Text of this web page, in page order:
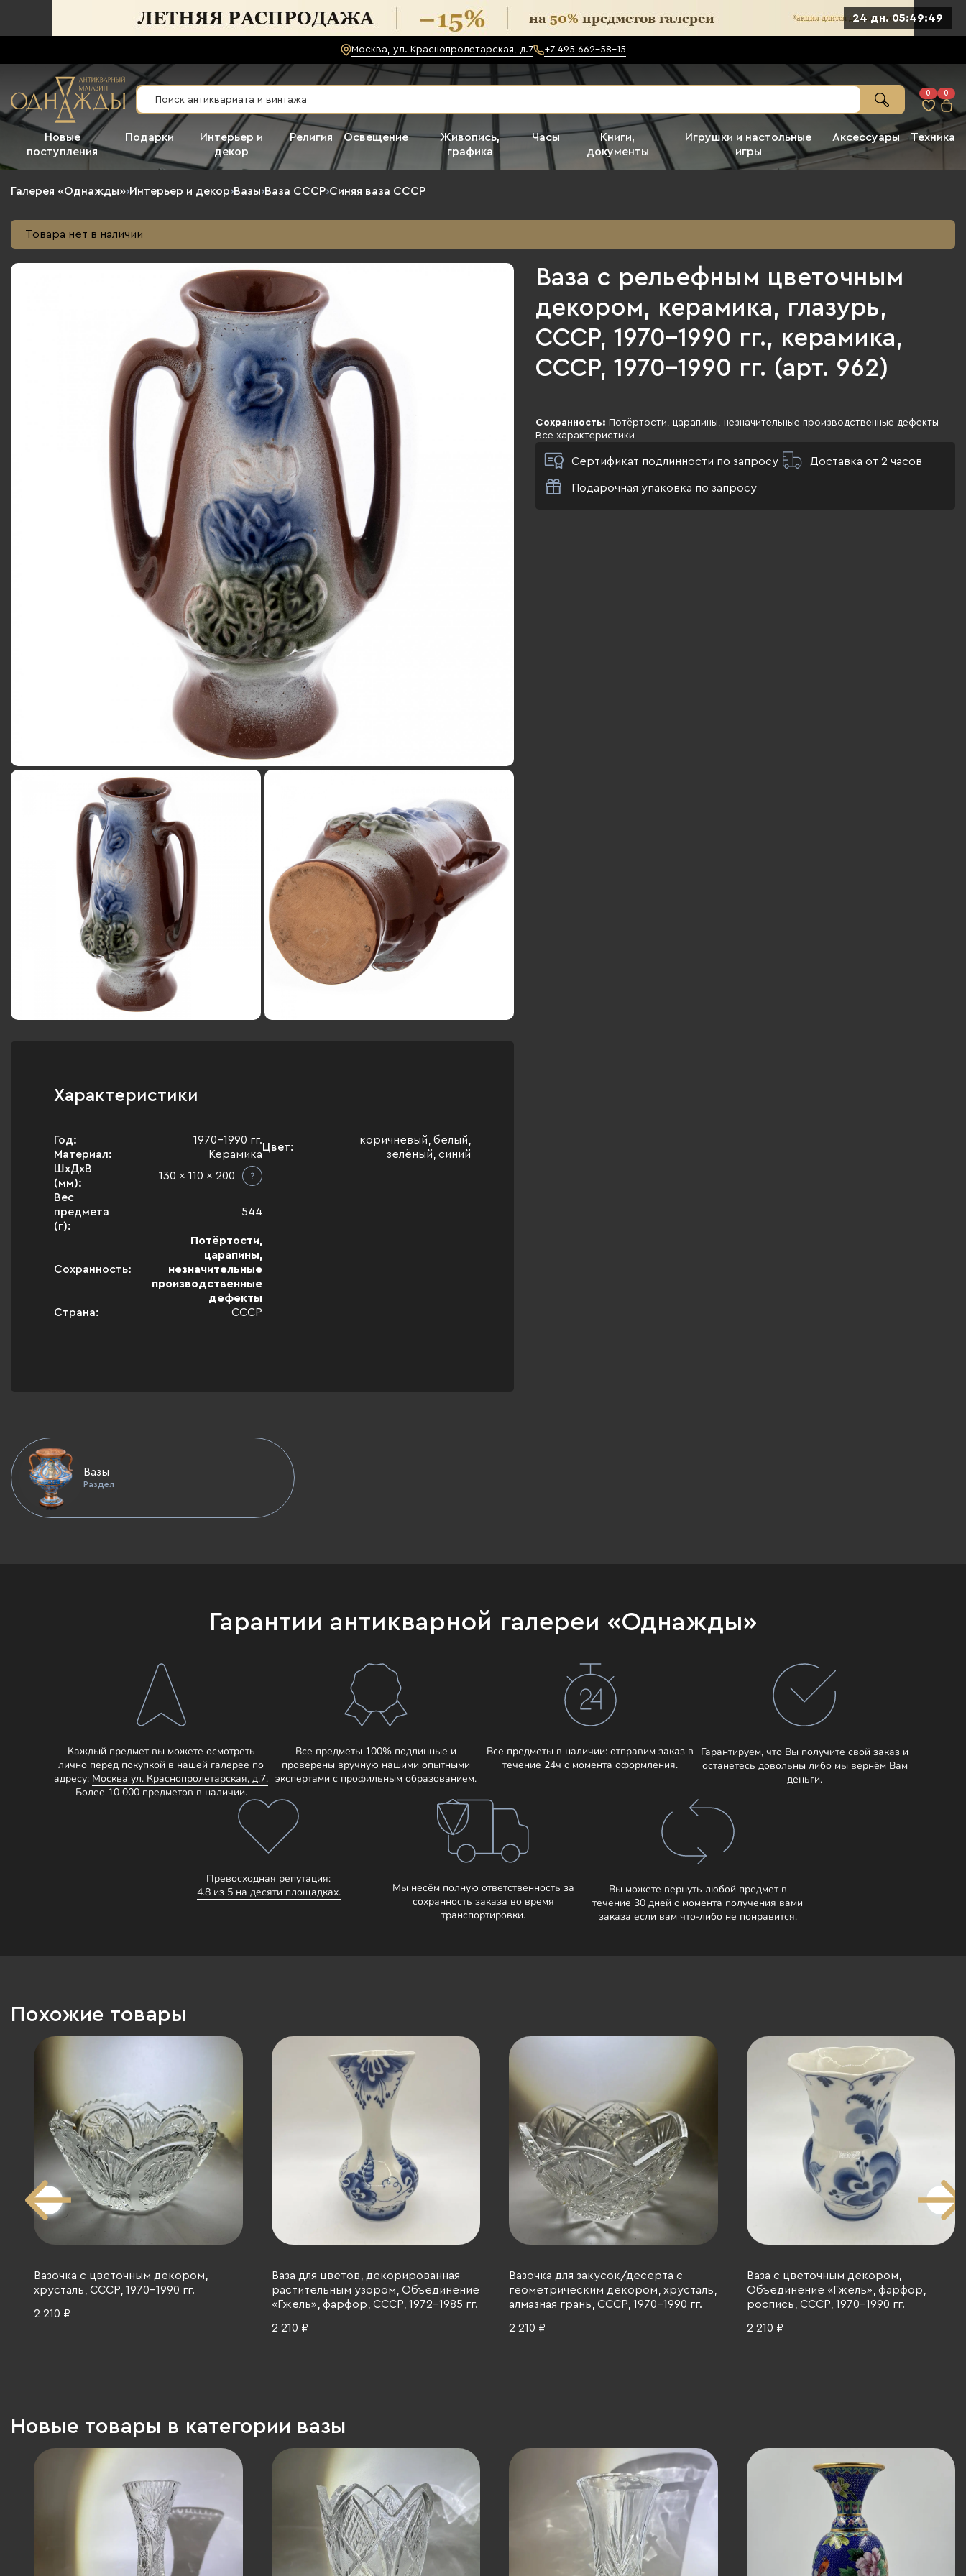
24 дн. 05:49:47
Москва, ул. Краснопролетарская, д.7 +7 495 662-58-15
0 0
Новые
поступления
Подарки
Интерьер и
декор
Религия Освещение
Живопись,
графика
Часы
Книги,
документы
Игрушки и настольные
игры
Аксессуары Техника
Галерея «Однажды»›Интерьер и декор›Вазы›Ваза СССР›Синяя ваза СССР
Товара нет в наличии
Ваза с рельефным цветочным
декором, керамика, глазурь,
СССР, 1970-1990 гг., керамика,
СССР, 1970-1990 гг. (арт. 962)
Сохранность: Потёртости, царапины, незначительные производственные дефекты
Все характеристики
Сертификат подлинности по запросу Доставка от 2 часов
Подарочная упаковка по запросу
Характеристики
Год:
1970-1990 гг.
Материал:
Керамика
ШхДхВ
(мм):
130 x 110 x 200
Вес
предмета
(г):
544
Сохранность:
Потёртости,
царапины,
незначительные
производственные
дефекты
Страна:
СССР
Цвет:
коричневый, белый,
зелёный, синий
Вазы
Раздел
Гарантии антикварной галереи «Однажды»
Каждый предмет вы можете осмотреть
лично перед покупкой в нашей галерее по
адресу: Москва ул. Краснопролетарская, д.7.
Более 10 000 предметов в наличии.
Все предметы 100% подлинные и
проверены вручную нашими опытными
экспертами с профильным образованием.
Все предметы в наличии: отправим заказ в
течение 24ч с момента оформления.
Гарантируем, что Вы получите свой заказ и
останетесь довольны либо мы вернём Вам
деньги.
Превосходная репутация:
4.8 из 5 на десяти площадках.
Мы несём полную ответственность за
сохранность заказа во время
транспортировки.
Вы можете вернуть любой предмет в
течение 30 дней с момента получения вами
заказа если вам что-либо не понравится.
Похожие товары
Вазочка с цветочным декором,
хрусталь, СССР, 1970-1990 гг.
2 210 ₽
Ваза для цветов, декорированная
растительным узором, Объединение
«Гжель», фарфор, СССР, 1972-1985 гг.
2 210 ₽
Вазочка для закусок/десерта с
геометрическим декором, хрусталь,
алмазная грань, СССР, 1970-1990 гг.
2 210 ₽
Ваза с цветочным декором,
Объединение «Гжель», фарфор,
роспись, СССР, 1970-1990 гг.
2 210 ₽
Новые товары в категории вазы